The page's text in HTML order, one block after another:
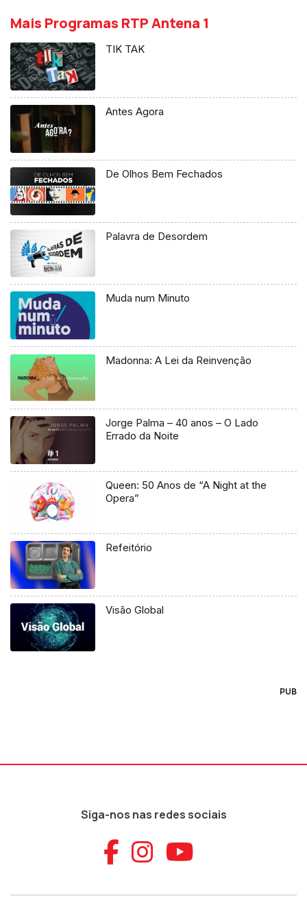
Mais Programas RTP Antena 1
TIK TAK
Antes Agora
De Olhos Bem Fechados
Palavra de Desordem
Muda num Minuto
Madonna: A Lei da Reinvenção
Jorge Palma – 40 anos – O Lado
Errado da Noite
Queen: 50 Anos de “A Night at the
Opera”
Refeitório
Visão Global
PUB
Siga-nos nas redes sociais
Aceder ao
Aceder ao
Aceder